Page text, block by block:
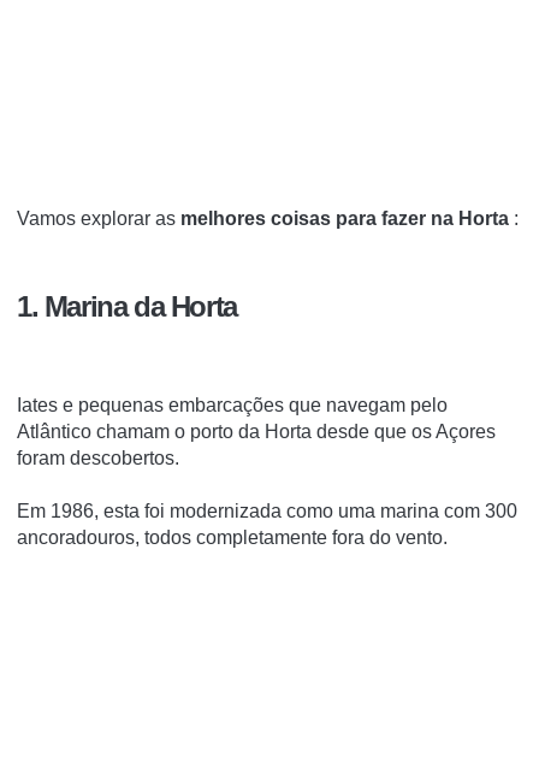
Vamos explorar as melhores coisas para fazer na Horta :
1. Marina da Horta
Iates e pequenas embarcações que navegam pelo
Atlântico chamam o porto da Horta desde que os Açores
foram descobertos.
Em 1986, esta foi modernizada como uma marina com 300
ancoradouros, todos completamente fora do vento.